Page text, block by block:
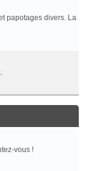
papotages divers. La
vous !